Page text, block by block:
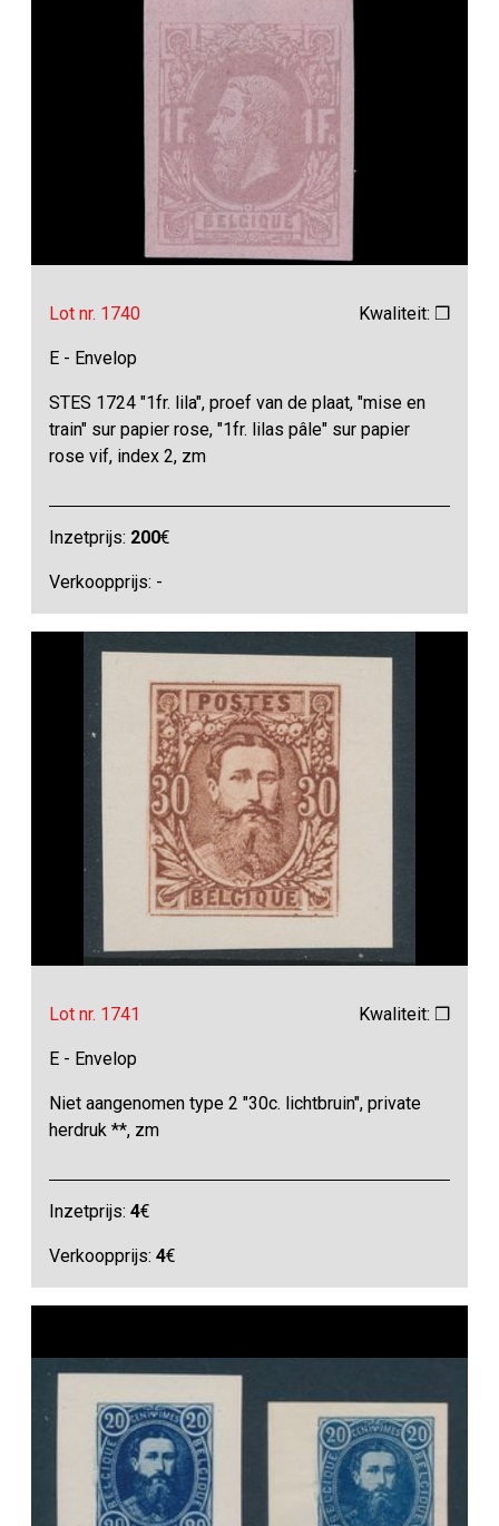
Lot nr. 1740 Kwaliteit: ❒
E - Envelop
STES 1724 "1fr. lila", proef van de plaat, "mise en
train" sur papier rose, "1fr. lilas pâle" sur papier
rose vif, index 2, zm
Inzetprijs: 200€
Verkoopprijs: -
Lot nr. 1741 Kwaliteit: ❒
E - Envelop
Niet aangenomen type 2 "30c. lichtbruin", private
herdruk **, zm
Inzetprijs:4€
Verkoopprijs:4€